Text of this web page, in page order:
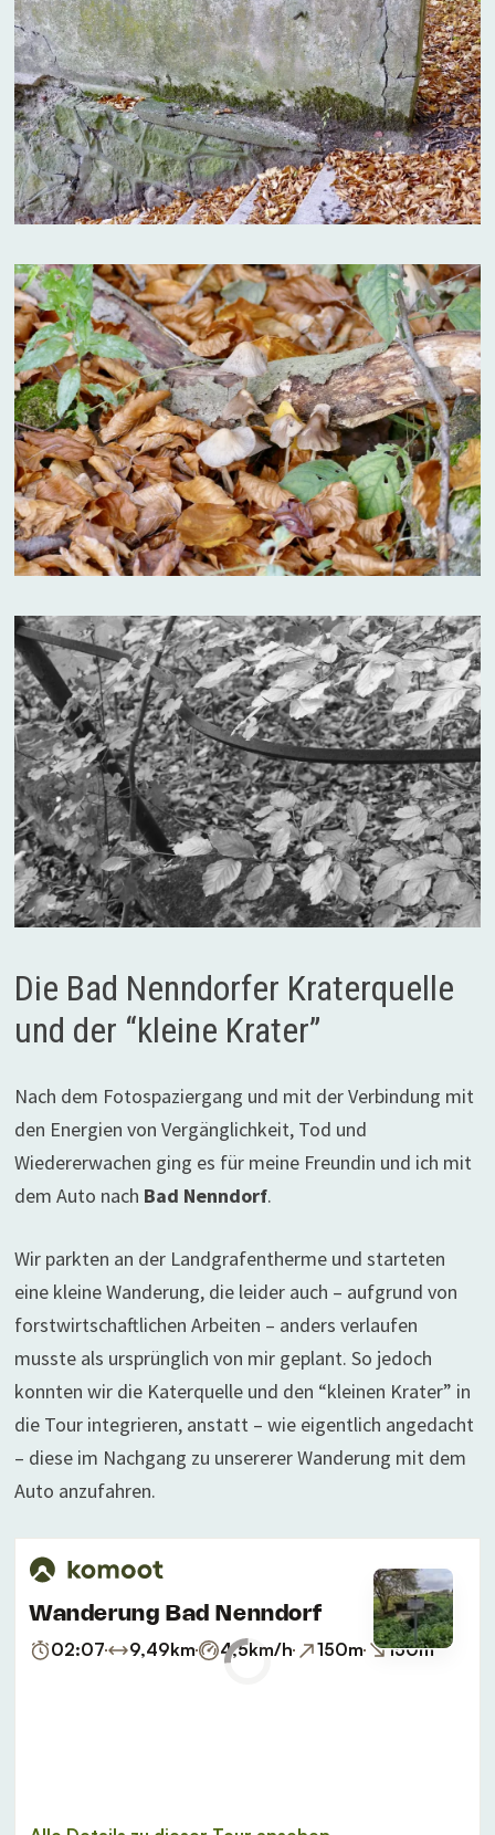
Die Bad Nenndorfer Kraterquelle
und der “kleine Krater”
Nach dem Fotospaziergang und mit der Verbindung mit
den Energien von Vergänglichkeit, Tod und
Wiedererwachen ging es für meine Freundin und ich mit
dem Auto nach Bad Nenndorf.
Wir parkten an der Landgrafentherme und starteten
eine kleine Wanderung, die leider auch – aufgrund von
forstwirtschaftlichen Arbeiten – anders verlaufen
musste als ursprünglich von mir geplant. So jedoch
konnten wir die Katerquelle und den “kleinen Krater” in
die Tour integrieren, anstatt – wie eigentlich angedacht
– diese im Nachgang zu unsererer Wanderung mit dem
Auto anzufahren.